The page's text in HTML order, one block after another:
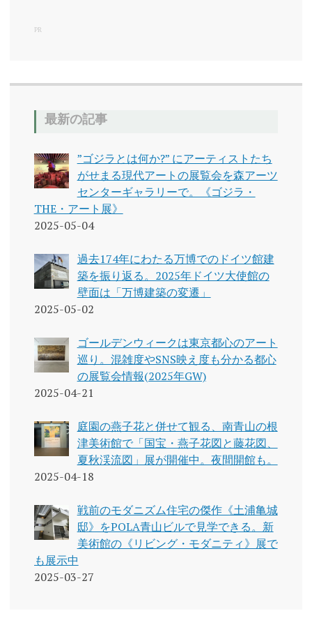
PR
最新の記事
”ゴジラとは何か?” にアーティストたち
がせまる現代アートの展覧会を森アーツ
センターギャラリーで。《ゴジラ・
THE・アート展》
2025-05-04
過去174年にわたる万博でのドイツ館建
築を振り返る。2025年ドイツ大使館の
壁面は「万博建築の変遷」
2025-05-02
ゴールデンウィークは東京都心のアート
巡り。混雑度やSNS映え度も分かる都心
の展覧会情報(2025年GW)
2025-04-21
庭園の燕子花と併せて観る、南青山の根
津美術館で「国宝・燕子花図と藤花図、
夏秋渓流図」展が開催中。夜間開館も。
2025-04-18
戦前のモダニズム住宅の傑作《土浦亀城
邸》をPOLA青山ビルで見学できる。新
美術館の《リビング・モダニティ》展で
も展示中
2025-03-27